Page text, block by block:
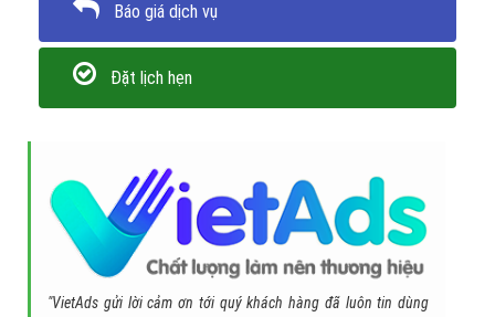
Báo giá dịch vụ
Đặt lịch hẹn
"VietAds gửi lời cảm ơn tới quý khách hàng đã luôn tin dùng